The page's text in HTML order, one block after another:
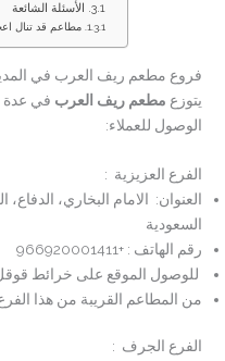
الأسئلة الشائعة
مطاعم قد تنال
فروع مطعم ريف العرب في
يتوزع مطعم ريف العرب في عدة
الوصول للعملاء:
الفرع العزيزية :
السعودية
رقم الهاتف : +966920001411
للوصول الموقع على خرائط
من المطاعم القريبة من هذا
الفرع الجرف :